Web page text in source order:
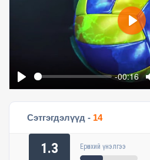
Play
-00:16
Play
Сэтгэгдэлүүд - 14
1.3 Ерөнхий үнэлгээ